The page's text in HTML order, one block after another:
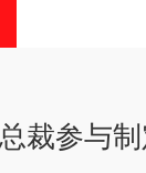
裁参与